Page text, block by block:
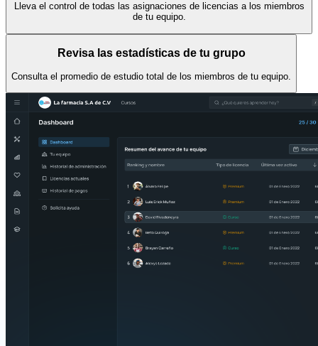
Lleva el control de todas las asignaciones de licencias a los miembros
de tu equipo.
Revisa las estadísticas de tu grupo
Consulta el promedio de estudio total de los miembros de tu equipo.